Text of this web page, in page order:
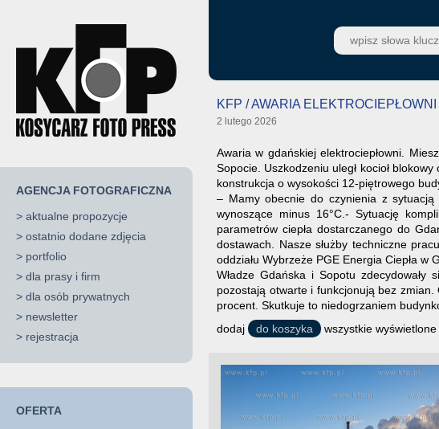
AGENCJA FOTOGRAFICZNA
> aktualne propozycje
> ostatnio dodane zdjęcia
> portfolio
> dla prasy i firm
> dla osób prywatnych
> newsletter
> rejestracja
OFERTA
KFP / AWARIA
2 lutego 2026
Awaria w gdańskiej elektrociepłowni.
Sopocie. Uszkodzeniu uległ kocioł
konstrukcja o wysokości 12-piętrowego
– Mamy obecnie do czynienia z sytuacją
wynoszące minus 16°C.- Sytuację
parametrów ciepła dostarczanego do
dostawach. Nasze służby techniczne
oddziału Wybrzeże PGE Energia Ciepła w
Władze Gdańska i Sopotu
pozostają otwarte i funkcjonują bez
procent. Skutkuje to niedogrzaniem
dodaj
do koszyka wszystkie wyświetlone